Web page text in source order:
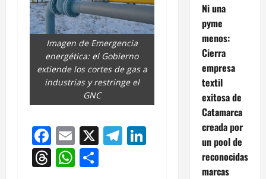
Imagen de Emergencia
energética: el Gobierno
extiende los cortes de gas a
industrias y restringe el
GNC
Facebook
Email
X Telegram
LinkedIn
Threads
WhatsApp
Ni una
pyme
menos:
Cierra
empresa
textil
exitosa de
Catamarca
creada por
un pool de
reconocidas
marcas